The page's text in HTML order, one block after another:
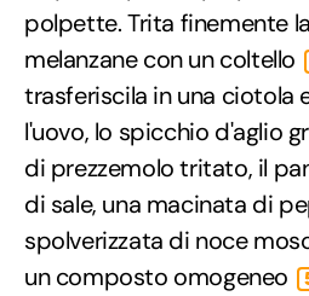
polpette. Trita finemente
melanzane con un coltello
trasferiscila in una ciotola
l'uovo, lo spicchio d'aglio
di prezzemolo tritato, il
di sale, una macinata di
spolverizzata di noce
un composto omogeneo